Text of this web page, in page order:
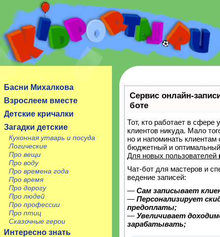
Сайт посвящен детям, их родителям, учителям и
Басни Михалкова
Взрослеем вместе
Детские кричалки
Загадки детские
Кухонная утварь и посуда
Логические
Про вещи
Про воду
Про времена года
Про время
Про дорогу
Про людей
Про профессии
Про птиц
Сказочные герои
Интересно знать
Сервис онлайн-
боте
Тот, кто работает в сфере
клиентов никуда. Мало
но и напоминать
бюджетный и
Для новых пользователей
Чат-бот для мастеров и
ведение записей:
— Сам записывает
— Персонализирует
предоплаты;
— Увеличивает
зарабатывать;